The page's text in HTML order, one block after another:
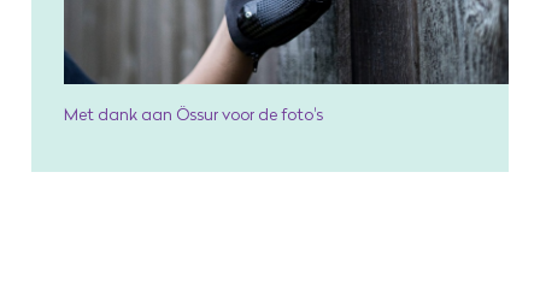
Met dank aan Össur voor de foto's